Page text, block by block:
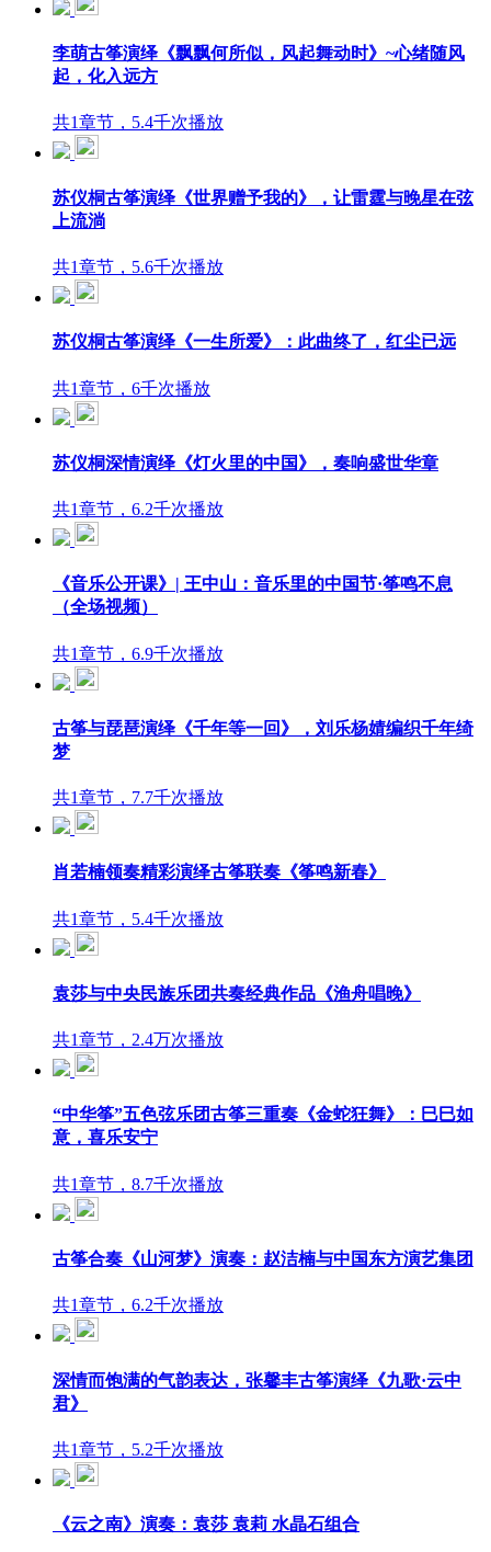
李萌古筝演绎《飘飘何所似，风起舞动时》~心绪随风
起，化入远方
共1章节，5.4千次播放
苏仪桐古筝演绎《世界赠予我的》，让雷霆与晚星在弦
上流淌
共1章节，5.6千次播放
苏仪桐古筝演绎《一生所爱》：此曲终了，红尘已远
共1章节，6千次播放
苏仪桐深情演绎《灯火里的中国》，奏响盛世华章
共1章节，6.2千次播放
《音乐公开课》| 王中山：音乐里的中国节·筝鸣不息
（全场视频）
共1章节，6.9千次播放
古筝与琵琶演绎《千年等一回》，刘乐杨婧编织千年绮
梦
共1章节，7.7千次播放
肖若楠领奏精彩演绎古筝联奏《筝鸣新春》
共1章节，5.4千次播放
袁莎与中央民族乐团共奏经典作品《渔舟唱晚》
共1章节，2.4万次播放
“中华筝”五色弦乐团古筝三重奏《金蛇狂舞》：巳巳如
意，喜乐安宁
共1章节，8.7千次播放
古筝合奏《山河梦》演奏：赵洁楠与中国东方演艺集团
共1章节，6.2千次播放
深情而饱满的气韵表达，张馨丰古筝演绎《九歌·云中
君》
共1章节，5.2千次播放
《云之南》演奏：袁莎 袁莉 水晶石组合